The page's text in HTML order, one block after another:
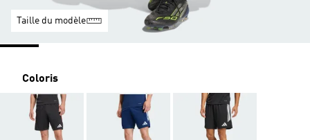
Taille du modèle
Coloris